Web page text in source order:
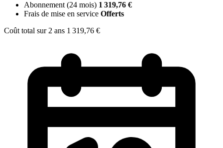
Abonnement (24 mois) 1 319,76 €
Frais de mise en service Offerts
Coût total sur 2 ans 1 319,76 €